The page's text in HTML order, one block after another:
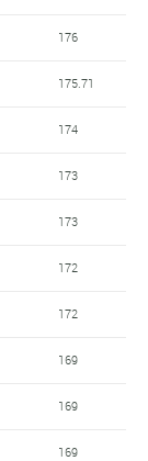
176
175.71
174
173
173
172
172
169
169
169